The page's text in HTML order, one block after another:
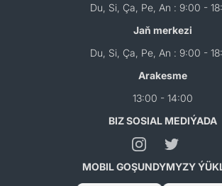
Du, Si, Ça, Pe, An : 9:00 -
Jaň merkezi
Du, Si, Ça, Pe, An : 9:00 -
Arakesme
13:00 - 14:00
BIZ SOSIAL MEDIÝADA
MOBIL GOŞUNDYMYZY